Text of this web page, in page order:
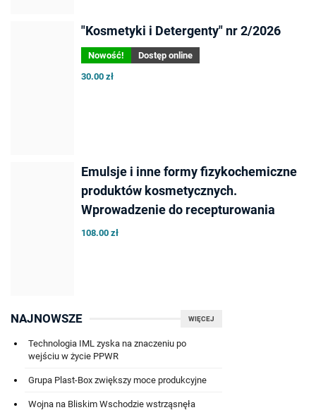
"Kosmetyki i Detergenty" nr 2/2026
Nowość!
Dostęp online
30.00 zł
Emulsje i inne formy fizykochemiczne
produktów kosmetycznych.
Wprowadzenie do recepturowania
108.00 zł
WIĘCEJ
NAJNOWSZE
Technologia IML zyska na znaczeniu po
wejściu w życie PPWR
Grupa Plast-Box zwiększy moce produkcyjne
Wojna na Bliskim Wschodzie wstrząsnęła